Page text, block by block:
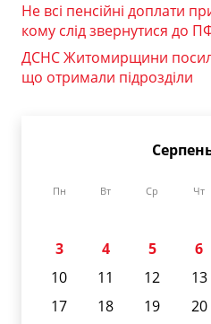
Не всі пенсійні доплати
кому слід звернутися до
ДСНС Житомирщини
що отримали підрозділи
Пн Вт Ср Чт
3
4 5 6
10
11 12 13
17
18 19 20